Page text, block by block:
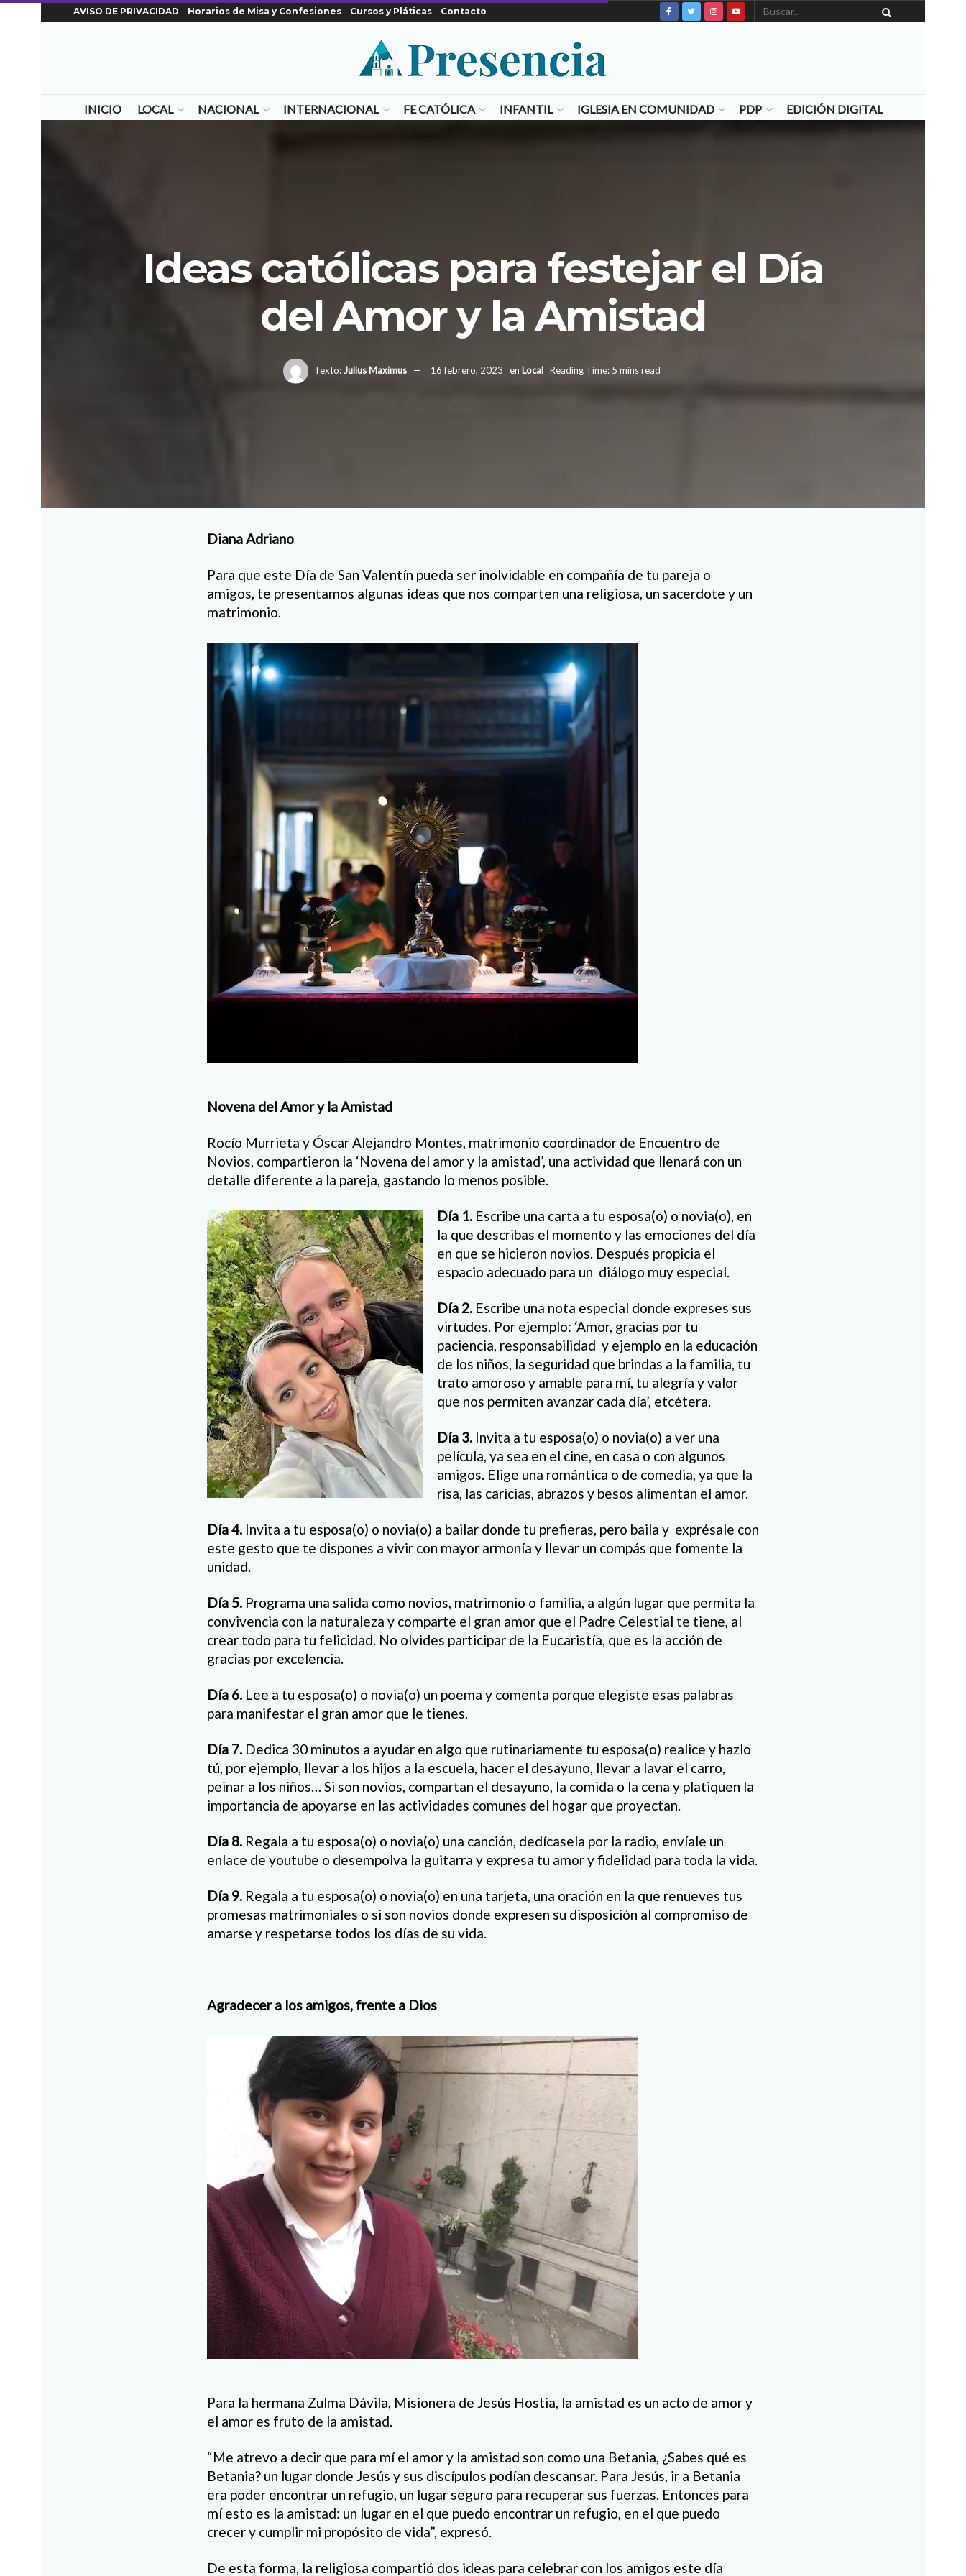
AVISO DE PRIVACIDAD Horarios de Misa y Confesiones Cursos y Pláticas Contacto
INICIO LOCAL NACIONAL INTERNACIONAL FE CATÓLICA INFANTIL IGLESIA EN COMUNIDAD PDP EDICIÓN DIGITAL
Ideas católicas para festejar el Día
del Amor y la Amistad
Texto: Julius Maximus 16 febrero, 2023 en Local Reading Time: 5 mins read
Diana Adriano
Para que este Día de San Valentín pueda ser inolvidable en compañía de tu pareja o
amigos, te presentamos algunas ideas que nos comparten una religiosa, un sacerdote y un
matrimonio.
Novena del Amor y la Amistad
Rocío Murrieta y Óscar Alejandro Montes, matrimonio coordinador de Encuentro de
Novios, compartieron la ‘Novena del amor y la amistad’, una actividad que llenará con un
detalle diferente a la pareja, gastando lo menos posible.
Día 1. Escribe una carta a tu esposa(o) o novia(o), en
la que describas el momento y las emociones del día
en que se hicieron novios. Después propicia el
espacio adecuado para un diálogo muy especial.
Día 2. Escribe una nota especial donde expreses sus
virtudes. Por ejemplo: ‘Amor, gracias por tu
paciencia, responsabilidad y ejemplo en la educación
de los niños, la seguridad que brindas a la familia, tu
trato amoroso y amable para mí, tu alegría y valor
que nos permiten avanzar cada día’, etcétera.
Día 3. Invita a tu esposa(o) o novia(o) a ver una
película, ya sea en el cine, en casa o con algunos
amigos. Elige una romántica o de comedia, ya que la
risa, las caricias, abrazos y besos alimentan el amor.
Día 4. Invita a tu esposa(o) o novia(o) a bailar donde tu prefieras, pero baila y exprésale con
este gesto que te dispones a vivir con mayor armonía y llevar un compás que fomente la
unidad.
Día 5. Programa una salida como novios, matrimonio o familia, a algún lugar que permita la
convivencia con la naturaleza y comparte el gran amor que el Padre Celestial te tiene, al
crear todo para tu felicidad. No olvides participar de la Eucaristía, que es la acción de
gracias por excelencia.
Día 6. Lee a tu esposa(o) o novia(o) un poema y comenta porque elegiste esas palabras
para manifestar el gran amor que le tienes.
Día 7. Dedica 30 minutos a ayudar en algo que rutinariamente tu esposa(o) realice y hazlo
tú, por ejemplo, llevar a los hijos a la escuela, hacer el desayuno, llevar a lavar el carro,
peinar a los niños… Si son novios, compartan el desayuno, la comida o la cena y platiquen la
importancia de apoyarse en las actividades comunes del hogar que proyectan.
Día 8. Regala a tu esposa(o) o novia(o) una canción, dedícasela por la radio, envíale un
enlace de youtube o desempolva la guitarra y expresa tu amor y fidelidad para toda la vida.
Día 9. Regala a tu esposa(o) o novia(o) en una tarjeta, una oración en la que renueves tus
promesas matrimoniales o si son novios donde expresen su disposición al compromiso de
amarse y respetarse todos los días de su vida.
Agradecer a los amigos, frente a Dios
Para la hermana Zulma Dávila, Misionera de Jesús Hostia, la amistad es un acto de amor y
el amor es fruto de la amistad.
“Me atrevo a decir que para mí el amor y la amistad son como una Betania, ¿Sabes qué es
Betania? un lugar donde Jesús y sus discípulos podían descansar. Para Jesús, ir a Betania
era poder encontrar un refugio, un lugar seguro para recuperar sus fuerzas. Entonces para
mí esto es la amistad: un lugar en el que puedo encontrar un refugio, en el que puedo
crecer y cumplir mi propósito de vida”, expresó.
De esta forma, la religiosa compartió dos ideas para celebrar con los amigos este día